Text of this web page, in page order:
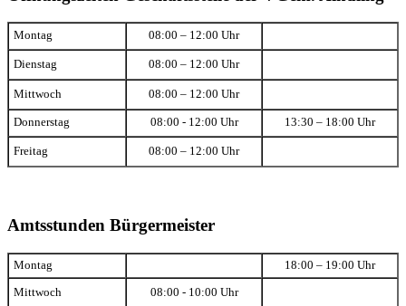
Montag 08:00 – 12:00 Uhr
Dienstag 08:00 – 12:00 Uhr
Mittwoch 08:00 – 12:00 Uhr
Donnerstag 08:00 - 12:00 Uhr 13:30 – 18:00 Uhr
Freitag 08:00 – 12:00 Uhr
Amtsstunden Bürgermeister
Montag 18:00 – 19:00 Uhr
Mittwoch 08:00 - 10:00 Uhr